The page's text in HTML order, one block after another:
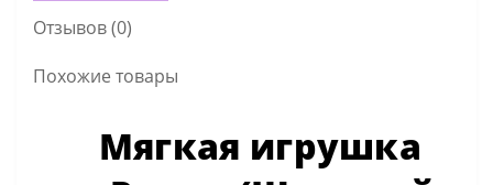
Отзывов (0)
Похожие товары
Мягкая игрушка